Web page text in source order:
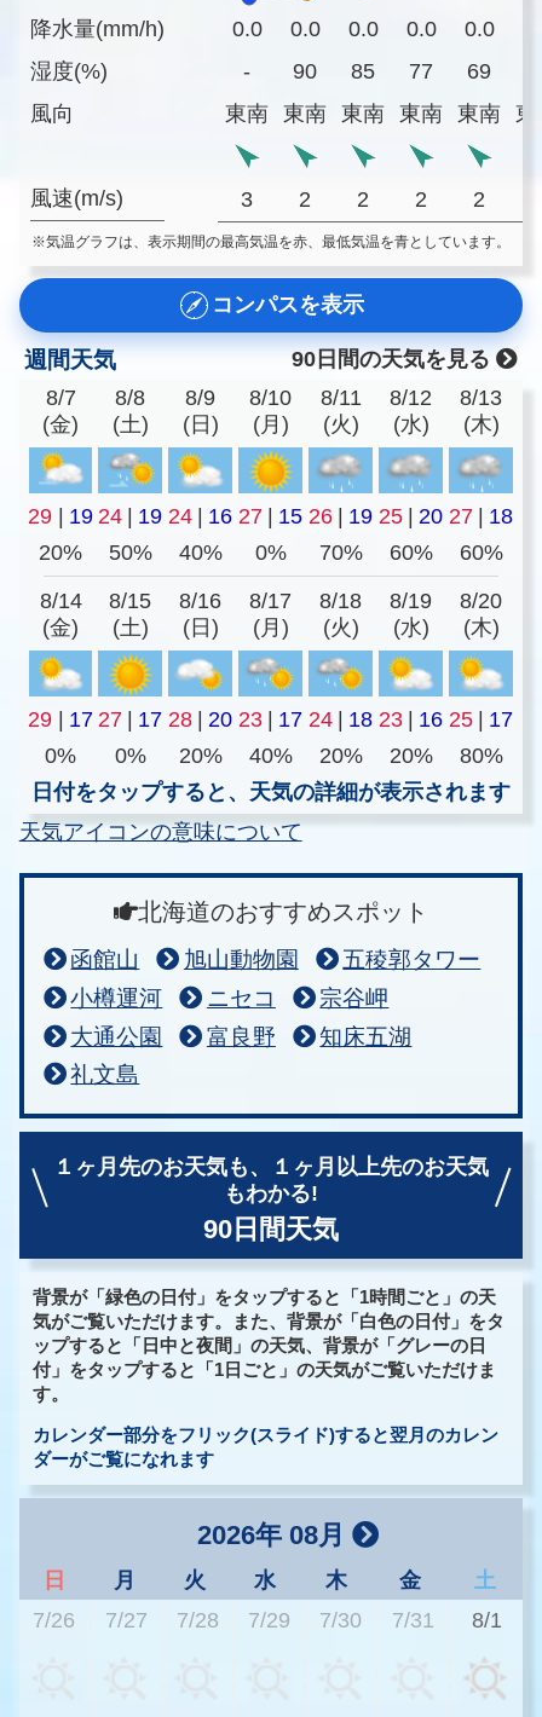
降水量(mm/h)
湿度(%)
風向
風速(m/s)
0.0 0.0 0.0 0.0 0.0
-
90 85 77 69
東南
東南 東南 東南 東南 東
3 2 2 2 2
※気温グラフは、表示期間の最高気温を赤、最低気温を青としています。
コンパスを表示
週間天気
90日間の天気を見る
8/7
(金)
8/8
(土)
8/9
(日)
8/10
(月)
8/11
(火)
8/12
(水)
8/13
(木)
29 | 19 24 | 19 24 | 16 27 | 15 26 | 19 25 | 20 27 | 18
20%
50% 40% 0% 70% 60% 60%
8/14
(金)
8/15
(土)
8/16
(日)
8/17
(月)
8/18
(火)
8/19
(水)
8/20
(木)
29 | 17 27 | 17 28 | 20 23 | 17 24 | 18 23 | 16 25 | 17
0%
0% 20% 40% 20% 20%
80%
日付をタップすると、天気の詳細が表示されます
天気アイコンの意味について
北海道のおすすめスポット
函館山 旭山動物園
五稜郭タワー
小樽運河
ニセコ
宗谷岬
大通公園
富良野
知床五湖
礼文島
１ヶ月先のお天気も、
１ヶ月以上先のお天気
もわかる!
90日間天気
背景が「緑色の日付」をタップすると「1時間ごと」の天
気がご覧いただけます。また、背景が「白色の日付」をタ
ップすると「日中と夜間」の天気、背景が「グレーの日
付」をタップすると「1日ごと」の天気がご覧いただけま
す。
カレンダー部分をフリック(スライド)すると翌月のカレン
ダーがご覧になれます
2026年 08月
日 月 火 水 木 金
土
7/26
7/27 7/28 7/29 7/30 7/31 8/1